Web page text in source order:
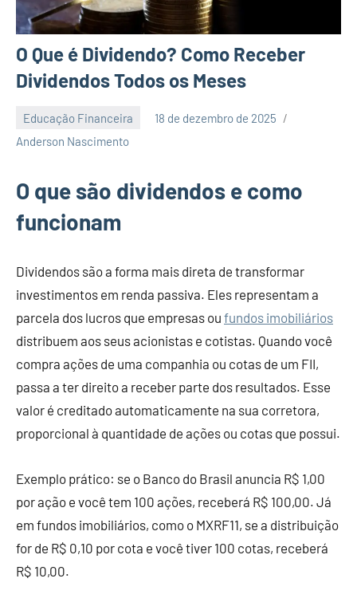
O Que é Dividendo? Como Receber
Dividendos Todos os Meses
Educação Financeira
18 de dezembro de 2025
Anderson Nascimento
Nenhum
O que são dividendos e como
funcionam
Dividendos são a forma mais direta de transformar
investimentos em renda passiva. Eles representam a
parcela dos lucros que empresas ou fundos imobiliários
distribuem aos seus acionistas e cotistas. Quando você
compra ações de uma companhia ou cotas de um FII,
passa a ter direito a receber parte dos resultados. Esse
valor é creditado automaticamente na sua corretora,
proporcional à quantidade de ações ou cotas que possui.
Exemplo prático: se o Banco do Brasil anuncia R$ 1,00
por ação e você tem 100 ações, receberá R$ 100,00. Já
em fundos imobiliários, como o MXRF11, se a distribuição
for de R$ 0,10 por cota e você tiver 100 cotas, receberá
R$ 10,00.